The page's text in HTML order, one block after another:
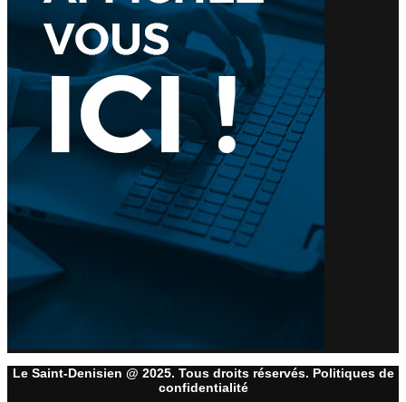
Le Saint-Denisien @ 2025. Tous droits réservés. Politiques de
confidentialité